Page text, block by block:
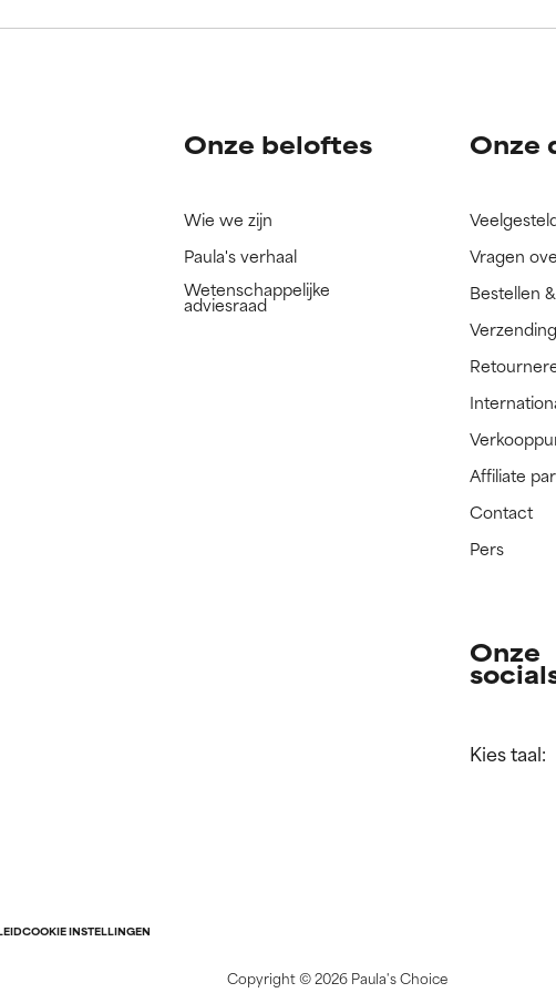
dit ingrediënt nog niet beoordeeld omdat we het onderzoek
dit ingrediënt nog niet beoordeeld omdat we het onderzoek
Onze beloftes
Wie we zijn
Paula's verhaal
Wetenschappelijke
adviesraad
Onze
Vragen
Bestellen
Affiliate
Contact
Pers
Onze
Kies taal:
COOKIE INSTELLINGEN
Copyright ©2026 Paula's Choice